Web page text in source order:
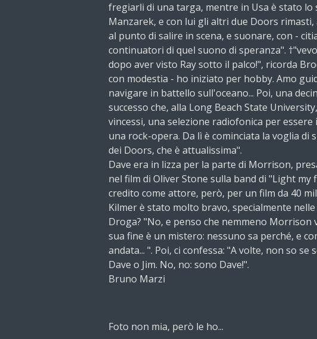
fregiarli di una targa, mentre in Usa è stato lo
Manzarek, e con lui gli altri due Doors
al punto di salire in scena, e suonare, con -
continuatori di quel suono di speranza".
dopo aver visto Ray sotto il palco!", ricorda
con modestia - ho iniziato per hobby. Amo
navigare in battello sull'oceano... Poi, una
successo che, alla Long Beach State
vincessi, una selezione radiofonica per
una rock-opera. Da lì è cominciata la voglia di
dei Doors, che è attualissima".
Dave era in lizza per la parte di Morrison,
nel film di Oliver Stone sulla band di "Light my
credito come attore, però, per un film da 40
Kilmer è stato molto bravo, specialmente nelle
Droga? "No, e penso che nemmeno Morrison
sua fine è un mistero: nessuno sa perché, e
andata... ". Poi, ci confessa: "A volte, non so se
Dave o Jim. No, no: sono Dave!".
Bruno Marzi
Foto non mia, però le ho...